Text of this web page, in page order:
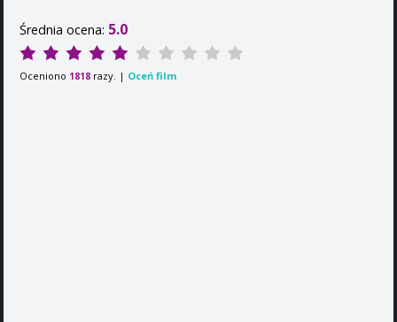
Średnia ocena: 5.0
Oceniono 1818 razy. | Oceń film